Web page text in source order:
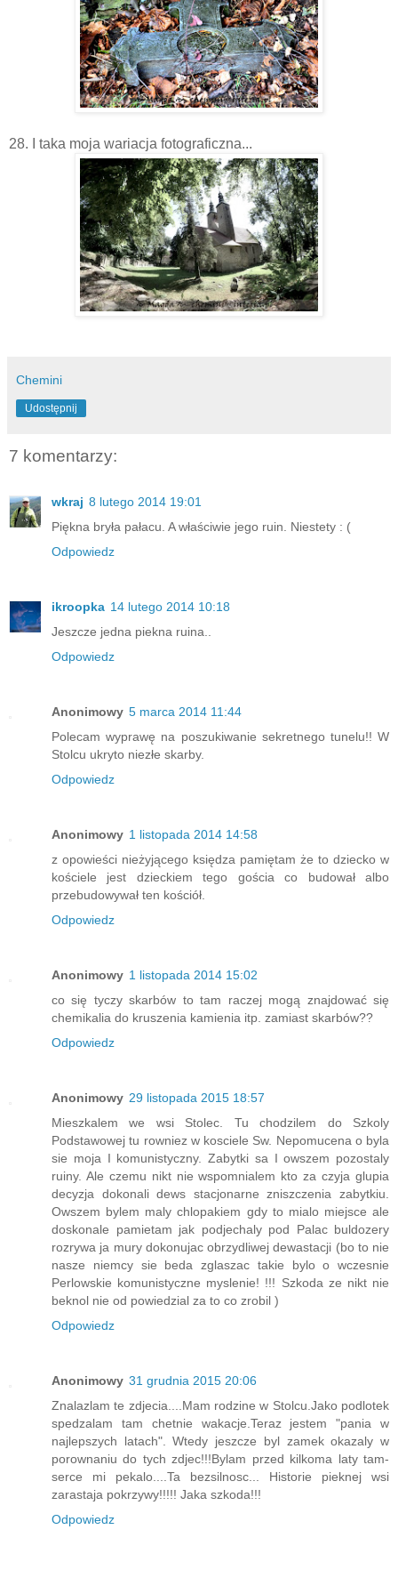
28. I taka moja wariacja fotograficzna...
Chemini
Udostępnij
7 komentarzy:
wkraj 8 lutego 2014 19:01
Piękna bryła pałacu. A właściwie jego ruin. Niestety : (
Odpowiedz
ikroopka 14 lutego 2014 10:18
Jeszcze jedna piekna ruina..
Odpowiedz
Anonimowy 5 marca 2014 11:44
Polecam wyprawę na poszukiwanie sekretnego tunelu!! W
Stolcu ukryto niezłe skarby.
Odpowiedz
Anonimowy 1 listopada 2014 14:58
z opowieści nieżyjącego księdza pamiętam że to dziecko w
kościele jest dzieckiem tego gościa co budował albo
przebudowywał ten kościół.
Odpowiedz
Anonimowy 1 listopada 2014 15:02
co się tyczy skarbów to tam raczej mogą znajdować się
chemikalia do kruszenia kamienia itp. zamiast skarbów??
Odpowiedz
Anonimowy 29 listopada 2015 18:57
Mieszkalem we wsi Stolec. Tu chodzilem do Szkoly
Podstawowej tu rowniez w kosciele Sw. Nepomucena o byla
sie moja I komunistyczny. Zabytki sa I owszem pozostaly
ruiny. Ale czemu nikt nie wspomnialem kto za czyja glupia
decyzja dokonali dews stacjonarne zniszczenia zabytkiu.
Owszem bylem maly chlopakiem gdy to mialo miejsce ale
doskonale pamietam jak podjechaly pod Palac buldozery
rozrywa ja mury dokonujac obrzydliwej dewastacji (bo to nie
nasze niemcy sie beda zglaszac takie bylo o wczesnie
Perlowskie komunistyczne myslenie! !!! Szkoda ze nikt nie
beknol nie od powiedzial za to co zrobil )
Odpowiedz
Anonimowy 31 grudnia 2015 20:06
Znalazlam te zdjecia....Mam rodzine w Stolcu.Jako podlotek
spedzalam tam chetnie wakacje.Teraz jestem "pania w
najlepszych latach". Wtedy jeszcze byl zamek okazaly w
porownaniu do tych zdjec!!!Bylam przed kilkoma laty tam-
serce mi pekalo....Ta bezsilnosc... Historie pieknej wsi
zarastaja pokrzywy!!!!! Jaka szkoda!!!
Odpowiedz